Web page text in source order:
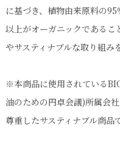
に基づき、植物由来原料の
以上がオーガニックである
やサスティナブルな取り組み
※本商品に使用されている
油のための円卓会議)所属会
尊重したサスティナブル商品